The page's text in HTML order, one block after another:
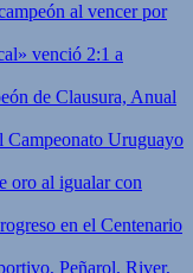
al vencer por
venció 2:1 a
de Clausura, Anual
Campeonato Uruguayo
oro al igualar con
en el Centenario
Peñarol, River,